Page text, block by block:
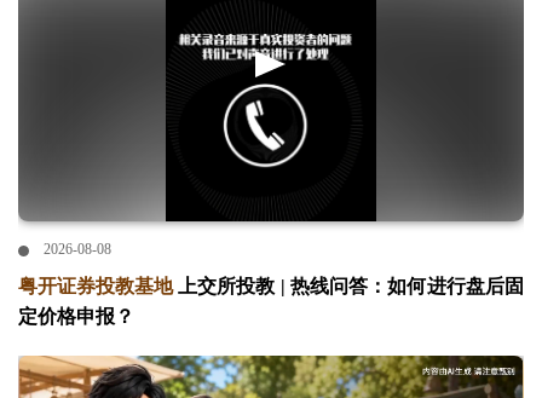
2026-08-08
粤开证券投教基地上交所投教 | 热线问答：如何进行盘后固
定价格申报？